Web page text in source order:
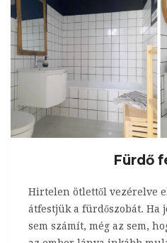
Fürdő
Hirtelen ötlettől vezérelve
átfestjük a fürdőszobát. Ha
sem számít, még az sem,